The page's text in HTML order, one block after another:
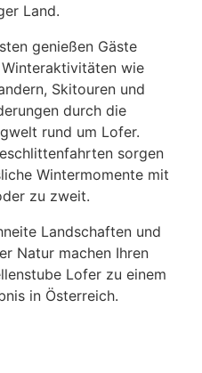
Land.
genießen Gäste
wie
Skitouren und
durch die
rund um Lofer.
sorgen
Wintermomente mit
zu zweit.
Landschaften und
Natur machen Ihren
Lofer zu einem
in Österreich.